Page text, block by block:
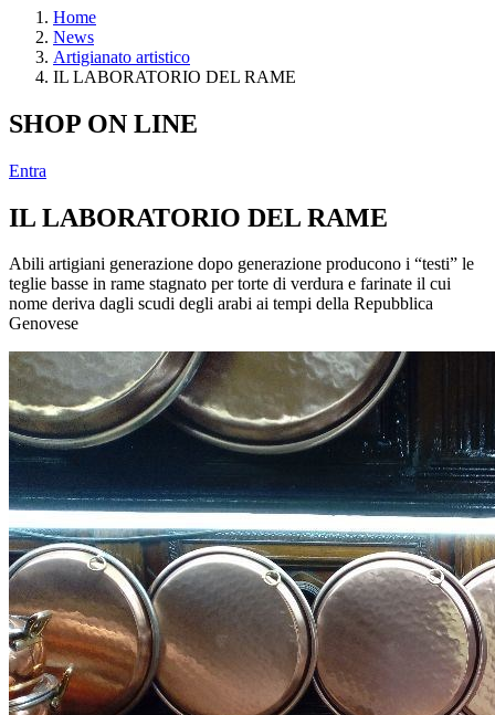
Home
News
Artigianato artistico
IL LABORATORIO DEL RAME
SHOP ON LINE
Entra
IL LABORATORIO DEL RAME
Abili artigiani generazione dopo generazione producono i “testi” le
teglie basse in rame stagnato per torte di verdura e farinate il cui
nome deriva dagli scudi degli arabi ai tempi della Repubblica
Genovese